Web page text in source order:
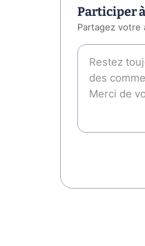
Participer
Partagez votre